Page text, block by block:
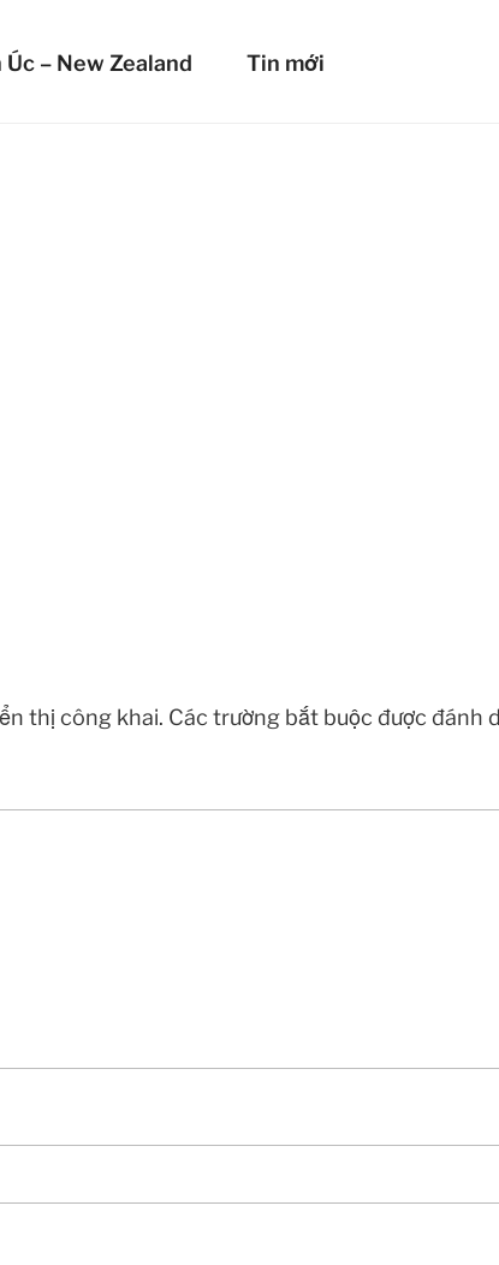
DU LỊCH
Úc – New Zealand Tin mới
thị công khai. Các trường bắt buộc được đánh